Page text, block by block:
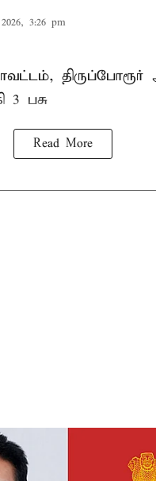
3:26 pm
திருப்போரூர்
3 பசு
Read More